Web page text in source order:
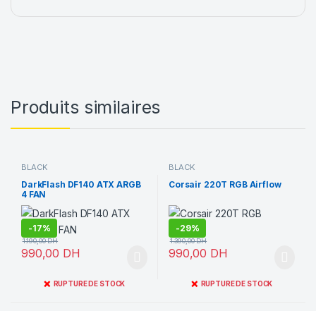
Produits similaires
BLACK
DarkFlash DF140 ATX ARGB
4 FAN
-17%
990,00 DH
1.190,00DH
❌ RUPTURE DE STOCK
BLACK
Corsair 220T RGB Airflow
-29%
990,00 DH
1.390,00DH
❌ RUPTURE DE STOCK